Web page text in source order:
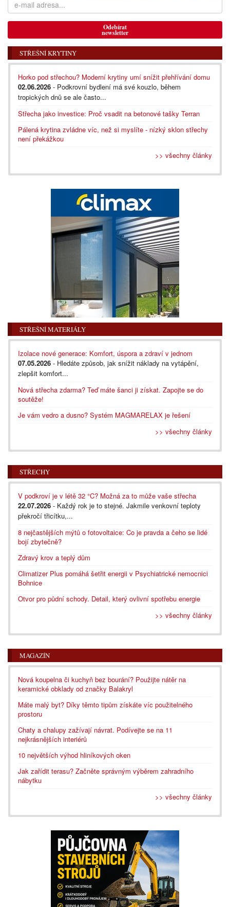
Odebírat
newsletter
STŘEŠNÍ KRYTINY
Horko pod střechou? Moderní krytiny umí snížit přehřívání domu
02.06.2026 - Podkrovní bydlení má své kouzlo, během
tropických dnů se ale často...
Střecha jako investice: Proč vsadit na betonové tašky Terran
Pálená krytina zvládne víc, než si myslíte - nízký sklon střechy
není překážkou
>> všechny články
STŘEŠNÍ MATERIÁLY
Izolace nové generace: Komfort, úspora a zdraví v jednom
07.05.2026 - Hledáte způsob, jak snížit náklady na vytápění,
zlepšit komfort...
Nová střecha zdarma? Teď máte šanci ji získat. Zapojte se do
soutěže!
Je vám vedro a dusno? Systém MAGMARELAX je řešení
>> všechny články
STŘECHY
V podkroví je v létě 32 °C? Možná za to může vaše střecha
22.07.2026 - Každý rok je to stejné. Jakmile venkovní teploty
překročí třicítku,...
8 nejčastějších mýtů o fotovoltaice: Co je pravda a čeho se lidé
bojí zbytečně?
Zdravý krov a teplý dům
Climatizer Plus pomáhá šetřit energii v Psychiatrické nemocnici
Bohnice
Otvor pro půdní schody. Detail, který ovlivní spotřebu energie
>> všechny články
MAGAZÍN
Nová koupelna či kuchyň bez bourání? Použijte nátěr na
keramické obklady od značky Balakryl
Máte malý byt? Díky těmto tipům získáte víc použitelného
prostoru
Chaty a chalupy zažívají návrat. Podívejte se na 11
nejkrásnějších interiérů
10 největších výhod hliníkových oken
Jak zařídit terasu? Začněte správným výběrem zahradního
nábytku
>> všechny články